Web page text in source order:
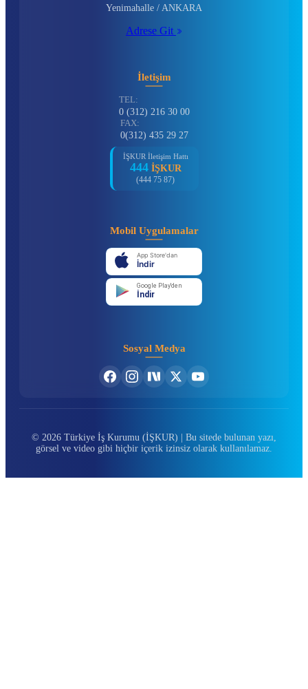
Yenimahalle / ANKARA
Adrese Git
İletişim
TEL:
0 (312) 216 30 00
FAX:
0(312) 435 29 27
İŞKUR İletişim Hattı
444 İŞKUR
(444 75 87)
Mobil Uygulamalar
App Store'dan
İndir
Google Play'den
İndir
Sosyal Medya
© 2026 Türkiye İş Kurumu (İŞKUR) | Bu sitede bulunan yazı,
görsel ve video gibi hiçbir içerik izinsiz olarak kullanılamaz.